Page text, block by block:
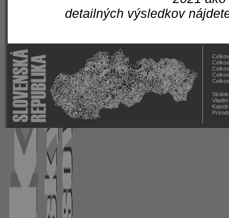
detailných výsledkov